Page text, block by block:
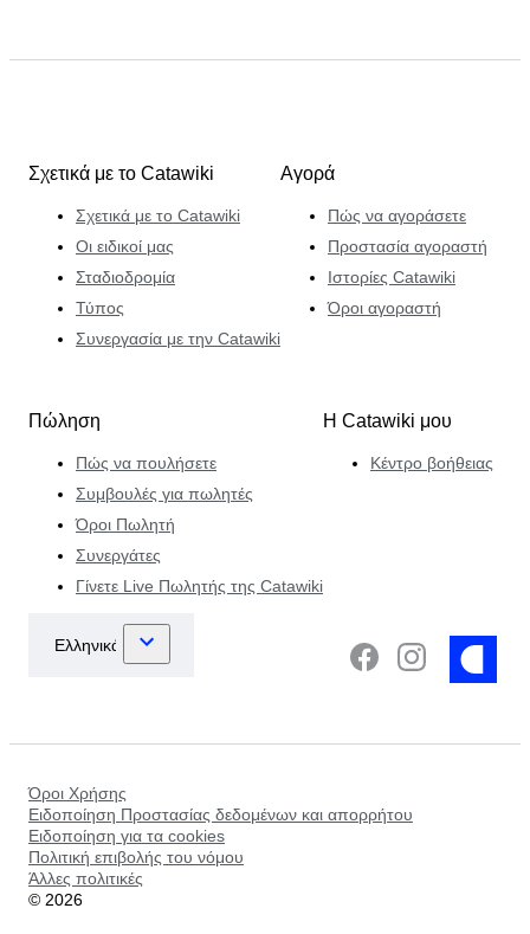
Σχετικά με το Catawiki
Σχετικά με το Catawiki
Οι ειδικοί μας
Σταδιοδρομία
Τύπος
Συνεργασία με την Catawiki
Αγορά
Πώς να αγοράσετε
Προστασία αγοραστή
Ιστορίες Catawiki
Όροι αγοραστή
Πώληση
Πώς να πουλήσετε
Συμβουλές για πωλητές
Όροι Πωλητή
Συνεργάτες
Γίνετε Live Πωλητής της Catawiki
Η Catawiki μου
Κέντρο βοήθειας
Όροι Χρήσης
Ειδοποίηση Προστασίας δεδομένων και απορρήτου
Ειδοποίηση για τα cookies
Πολιτική επιβολής του νόμου
Άλλες πολιτικές
© 2026